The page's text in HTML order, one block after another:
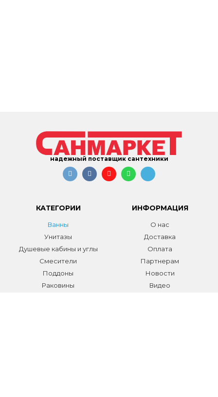
надежный поставщик сантехники
КАТЕГОРИИ
Ванны
Унитазы
Душевые кабины и углы
Смесители
Поддоны
Раковины
ИНФОРМАЦИЯ
О нас
Доставка
Оплата
Партнерам
Новости
Видео